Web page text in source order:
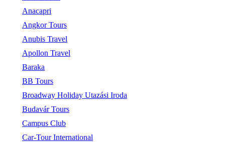
Anacapri
Angkor Tours
Anubis Travel
Apollon Travel
Baraka
BB Tours
Broadway Holiday Utazási Iroda
Budavár Tours
Campus Club
Car-Tour International